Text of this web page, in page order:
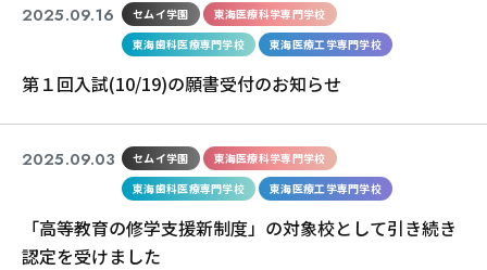
2025.09.16 セムイ学園
東海医療科学専門学校
東海歯科医療専門学校
東海医療工学専門学校
第１回入試(10/19)の願書受付のお知らせ
2025.09.03 セムイ学園
東海医療科学専門学校
東海歯科医療専門学校
東海医療工学専門学校
「高等教育の修学支援新制度」の対象校として引き続き
認定を受けました